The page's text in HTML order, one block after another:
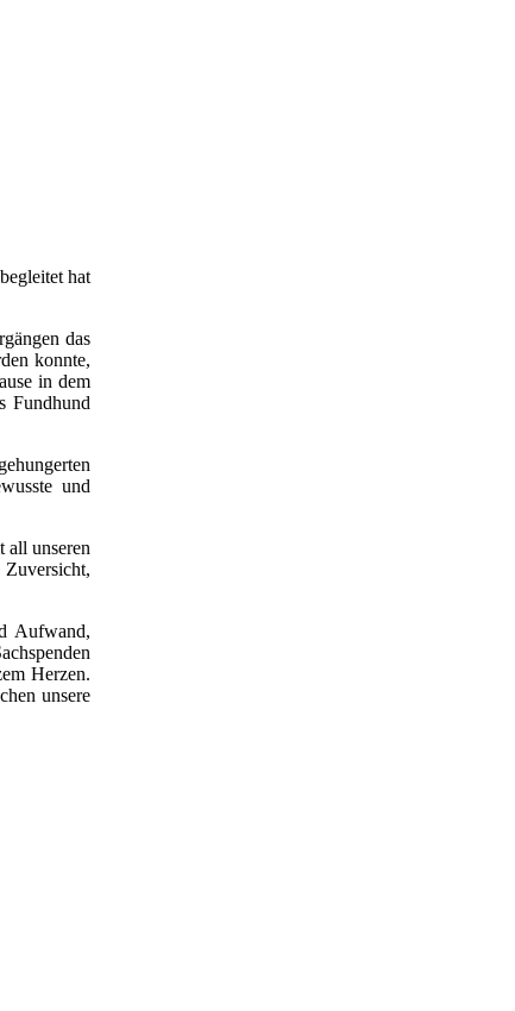
hat
das
konnte,
in dem
Fundhund
und
all unseren
Zuversicht,
Aufwand,
Herzen.
unsere